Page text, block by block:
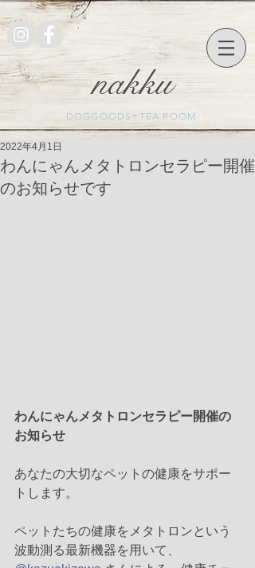
nakku
DOGGOODS+TEA ROOM
わんにゃんメタトロンセラピー開催
のお知らせです
2022年4月1日
わんにゃんメタトロンセラピー開催の
お知らせ
あなたの大切なペットの健康をサポー
トします。
ペットたちの健康をメタトロンという
波動測る最新機器を用いて、